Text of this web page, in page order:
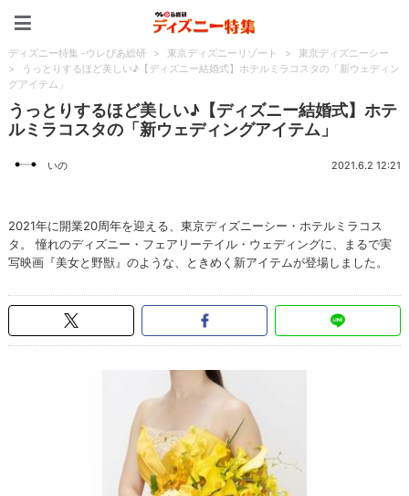
ディズニー特集 -ウレぴあ総研 > 東京ディズニーリゾート >
東京ディズニーシー
>
うっとりするほど美しい♪【ディズニー結婚式】ホテルミラコスタの「新ウェディン
グアイテム」
うっとりするほど美しい♪【ディズニー結婚式】ホテ
ルミラコスタの「新ウェディングアイテム」
いの 2021.6.2 12:21
2021年に開業20周年を迎える、東京ディズニーシー・ホテルミラコス
タ。 憧れのディズニー・フェアリーテイル・ウェディングに、まるで実
写映画『美女と野獣』のような、ときめく新アイテムが登場しました。